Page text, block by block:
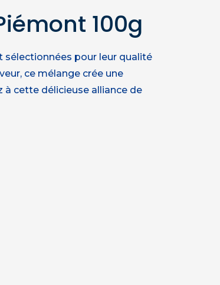
100g
pour leur qualité
ce mélange crée une
cette délicieuse alliance de